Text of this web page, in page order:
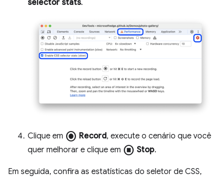
selector stats.
Clique em radio_button_checked Record, execute o cenário que você
quer melhorar e clique em stop_circle Stop.
Em seguida, confira as estatísticas do seletor de CSS,